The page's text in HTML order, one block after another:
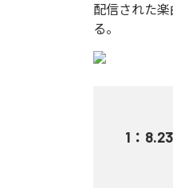
配信された楽
る。
1 ：